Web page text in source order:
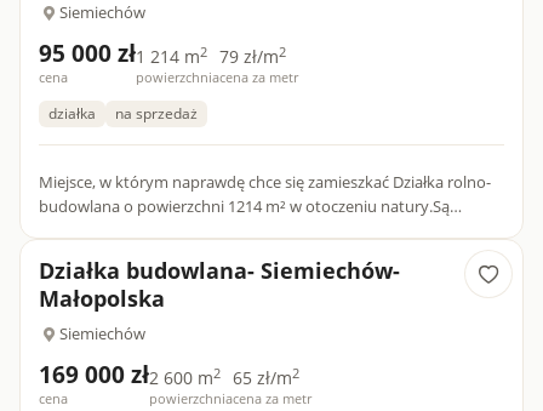
Siemiechów
95 000 zł
cena
1 214 m2
powierzchnia
79 zł/m2
cena za metr
działka na sprzedaż
Miejsce, w którym naprawdę chce się zamieszkać Działka rolno-
budowlana o powierzchni 1214 m² w otoczeniu natury.Są
Działka budowlana- Siemiechów-
Małopolska
Siemiechów
169 000 zł
cena
2 600 m2
powierzchnia
65 zł/m2
cena za metr